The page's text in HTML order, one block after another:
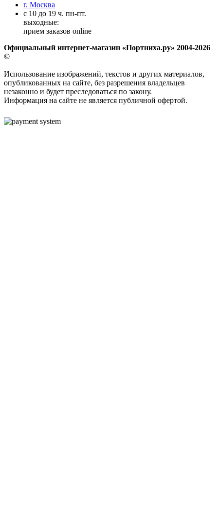
г. Москва
с 10 до 19 ч. пн-пт.
выходные:
прием заказов online
Официальный интернет-магазин «Портниха.ру» 2004-2026
©
Использование изображений, текстов и других материалов,
опубликованных на сайте, без разрешения владельцев
незаконно и будет преследоваться по закону.
Информация на сайте не является публичной офертой.